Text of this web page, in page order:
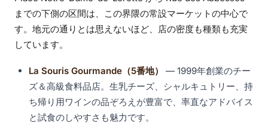
までの下側の区間は、この界隈の常設マーケットの中心で
す。地元の通りとは思えないほど、店の密度も種類も充実
しています。
La Souris Gourmande（5番地）
— 1999年創業のチー
ズ＆高級食料品店。生乳チーズ、シャルキュトリー、持
ち帰り用ワインの品ぞろえが豊富で、率直なアドバイス
と試食のしやすさも魅力です。